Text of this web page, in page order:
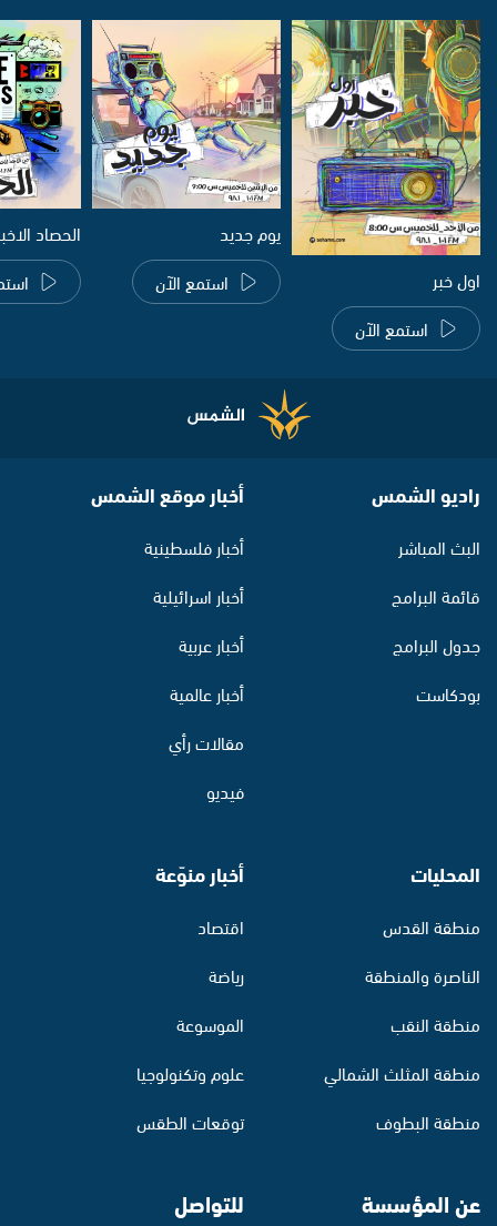
اول خبر
استمع الآن
يوم جديد
استمع الآن
الحصاد
راديو الشمس
البث المباشر
قائمة البرامج
جدول البرامج
بودكاست
أخبار موقع الشمس
أخبار فلسطينية
أخبار اسرائيلية
أخبار عربية
أخبار عالمية
مقالات رأي
فيديو
المحليات
منطقة القدس
الناصرة والمنطقة
منطقة النقب
منطقة المثلث الشمالي
منطقة البطوف
أخبار منوّعة
اقتصاد
رياضة
الموسوعة
علوم وتكنولوجيا
توقعات الطقس
عن المؤسسة للتواصل